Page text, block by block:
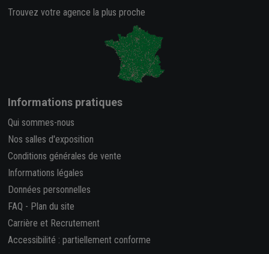
Trouvez votre agence la plus proche
Informations pratiques
Qui sommes-nous
Nos salles d'exposition
Conditions générales de vente
Informations légales
Données personnelles
FAQ - Plan du site
Carrière et Recrutement
Accessibilité : partiellement conforme